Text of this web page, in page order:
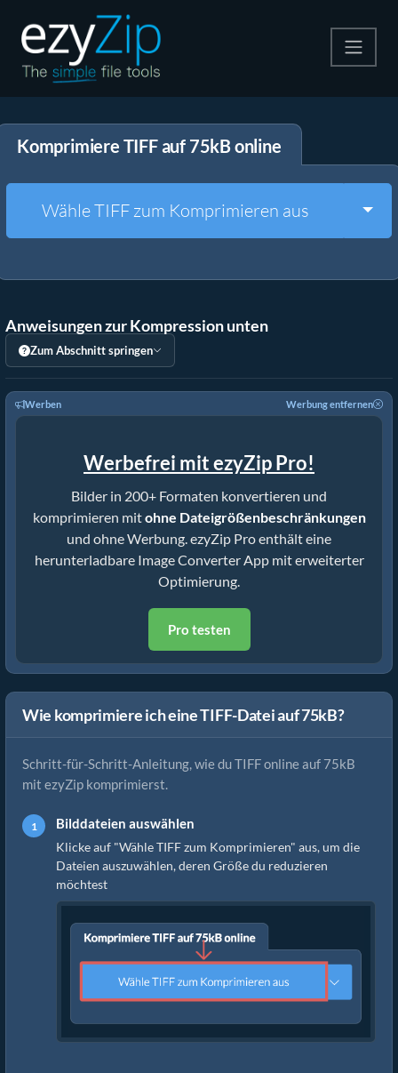
Entpacken
Weitere Tools
Komprimiere TIFF auf 75kB online
Wähle TIFF zum Komprimieren aus
Anweisungen zur Kompression unten
Zum Abschnitt springen
Werben Werbung entfernen
Werbefrei mit ezyZip Pro!
Bilder in 200+ Formaten konvertieren und
komprimieren mitohne Dateigrößenbeschränkungen
und ohne Werbung. ezyZip Pro enthält eine
herunterladbare Image Converter App mit erweiterter
Optimierung.
Pro testen
Wie komprimiere ich eine TIFF-Datei auf 75kB?
Schritt-für-Schritt-Anleitung, wie du TIFF online auf 75kB
mit ezyZip komprimierst.
Bilddateien auswählen
Klicke auf "Wähle TIFF zum Komprimieren" aus, um die
Dateien auszuwählen, deren Größe du reduzieren
möchtest